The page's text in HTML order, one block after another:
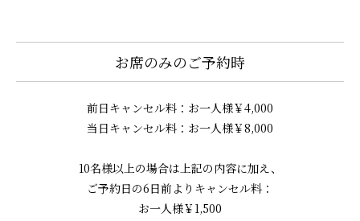
お席のみのご予約時
前日キャンセル料：お一人様￥4,000
当日キャンセル料：お一人様￥8,000
10名様以上の場合は上記の内容に加え、
ご予約日の6日前よりキャンセル料：
お一人様￥1,500